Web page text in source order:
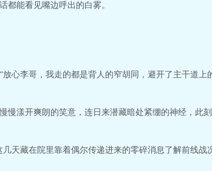
都能看见嘴边呼出的白雾。
心李哥，我走的都是背人的窄胡同，避开了主干道上
慢漾开爽朗的笑意，连日来潜藏暗处紧绷的神经，此
天藏在院里靠着偶尔传递进来的零碎消息了解前线战